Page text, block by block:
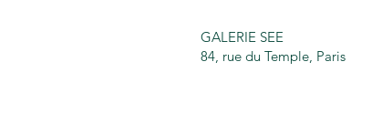
GALERIE SEE
84, rue du Temple, Paris